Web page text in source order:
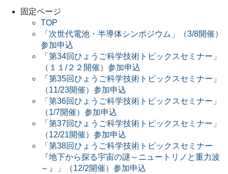
固定ページ
TOP
「次世代電池・半導体シンポジウム」（3/8開催）
参加申込
「第34回ひょうご科学技術トピックスセミナー」
（１１/２２開催）参加申込
「第35回ひょうご科学技術トピックスセミナー」
（11/23開催）参加申込
「第36回ひょうご科学技術トピックスセミナー」
（1/7開催）参加申込
「第37回ひょうご科学技術トピックスセミナー」
（12/21開催）参加申込
「第38回ひょうご科学技術トピックスセミナー
『地下から探る宇宙の謎～ニュートリノと重力波
～』」（12/2開催）参加申込